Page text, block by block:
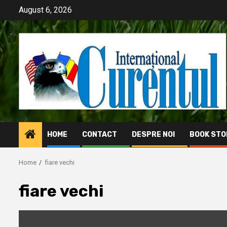
content
August 6, 2026
HOME CONTACT DESPRE NOI BOOK
Home fiare vechi
fiare vechi